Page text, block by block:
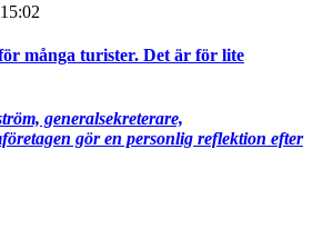
många turister. Det är för lite
generalsekreterare,
gör en personlig reflektion efter